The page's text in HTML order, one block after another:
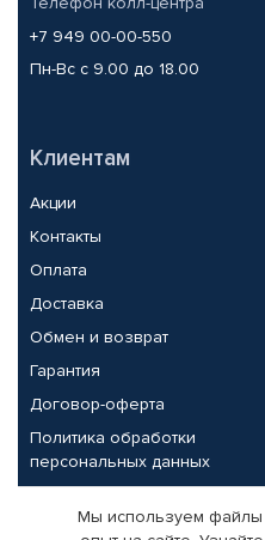
+7 949 00-00-550
Пн-Вс с 9.00 до 18.00
Клиентам
Акции
Контакты
Оплата
Доставка
Обмен и возврат
Гарантия
Договор-оферта
Политика обработки
персональных данных
Партнерам
Мы используем файлы